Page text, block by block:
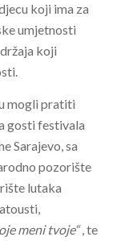
koji ima za
umjetnosti
koji
mogli pratiti
gosti festivala
Sarajevo, sa
pozorište
lutaka
meni tvoje“, te